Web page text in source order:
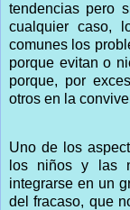
tendencias pero
cualquier caso,
comunes los
porque evitan o
porque, por
otros en la
Uno de los
los niños y las
integrarse en un
del fracaso, que